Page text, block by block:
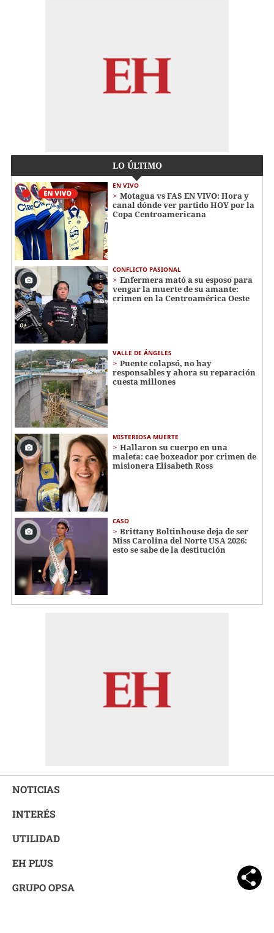
LO ÚLTIMO
EN VIVO
Motagua vs FAS EN VIVO: Hora y
canal dónde ver partido HOY por la
Copa Centroamericana
CONFLICTO PASIONAL
Enfermera mató a su esposo para
vengar la muerte de su amante:
crimen en la Centroamérica Oeste
VALLE DE ÁNGELES
Puente colapsó, no hay
responsables y ahora su reparación
cuesta millones
MISTERIOSA MUERTE
Hallaron su cuerpo en una
maleta: cae boxeador por crimen de
misionera Elisabeth Ross
CASO
Brittany Boltinhouse deja de ser
Miss Carolina del Norte USA 2026:
esto se sabe de la destitución
NOTICIAS
INTERÉS
UTILIDAD
EH PLUS
GRUPO OPSA